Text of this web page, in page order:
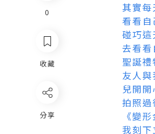
0
收藏
分享
其實
看看自
碰巧
去看
聖誕禮
友人
兒開
拍照
《變
我刻